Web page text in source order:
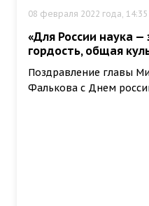
08 февраля 2022 года, 14:35
«Для России наука
гордость, общая
Поздравление главы
Фалькова с Днем